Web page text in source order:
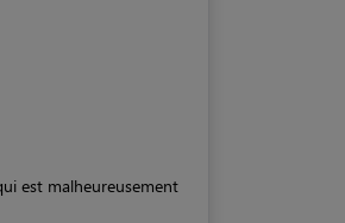
est malheureusement